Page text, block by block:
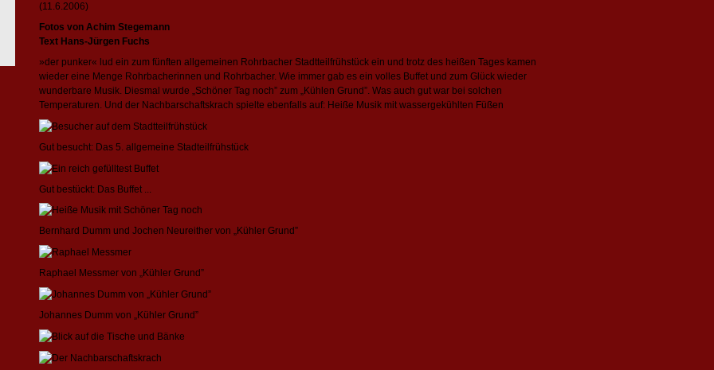
(11.6.2006)
Fotos von Achim Stegemann
Text Hans-Jürgen Fuchs
»der punker« lud ein zum fünften allgemeinen Rohrbacher Stadtteilfrühstück ein und trotz des heißen Tages kamen
wieder eine Menge Rohrbacherinnen und Rohrbacher. Wie immer gab es ein volles Buffet und zum Glück wieder
wunderbare Musik. Diesmal wurde „Schöner Tag noch” zum „Kühlen Grund”. Was auch gut war bei solchen
Temperaturen. Und der Nachbarschaftskrach spielte ebenfalls auf: Heiße Musik mit wassergekühlten Füßen
Gut besucht: Das 5. allgemeine Stadteilfrühstück
Gut bestückt: Das Buffet ...
Bernhard Dumm und Jochen Neureither von „Kühler Grund”
Raphael Messmer von „Kühler Grund”
Johannes Dumm von „Kühler Grund”